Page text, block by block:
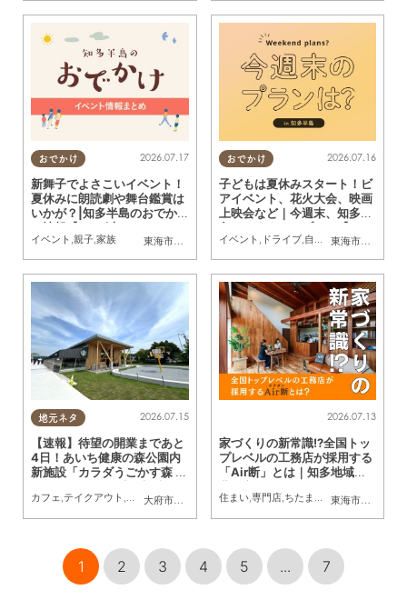
おでかけ
東海市
,大府市 知多市,半田市
2026.07.17
新舞子でよさこいイベント！
夏休みに朗読劇や舞台鑑賞は
いかが？|知多半島のおでか
け情報【7/16(木)～7/31
(金)】
イベント 親子 家族
おでかけ
東海市
,大府市
2026.07.16
子どもは夏休みスタート！ビ
アイベント、花火大会、映画
上映会など｜今週末、知多半
島でおすすめのプラン【7/18
(土)・19(日)・20(月祝)】
イベント ドライブ, 自然 まちネタ
地元ネタ
大府市
,東浦町
2026.07.15
【速報】待望の開業まであと
4日！あいち健康の森公園内
新施設「カラダうごかす森 H
カフェ,テイクアウト ,開店,まちネタ 家族, ペット,トレンド, KURUTOHP東海市
,大府市
2026.07.13
家づくりの新常識!?全国トッ
プレベルの工務店が採用する
「Air断」とは｜知多地域・
広告
住まい,専門店,ちたまる広告 ,親子
1 2 3 4 5 ... 7